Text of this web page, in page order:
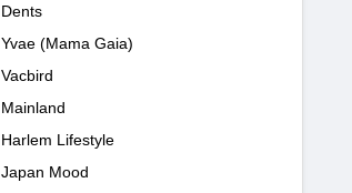
Dents
Yvae (Mama Gaia)
Vacbird
Mainland
Harlem Lifestyle
Japan Mood